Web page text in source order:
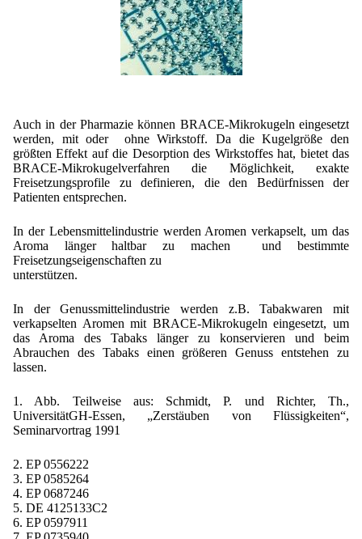
Auch in der Pharmazie können BRACE-Mikrokugeln eingesetzt
werden, mit oder ohne Wirkstoff. Da die Kugelgröße den
größten Effekt auf die Desorption des Wirkstoffes hat, bietet das
BRACE-Mikrokugelverfahren die Möglichkeit, exakte
Freisetzungsprofile zu definieren, die den Bedürfnissen der
Patienten entsprechen.
In der Lebensmittelindustrie werden Aromen verkapselt, um das
Aroma länger haltbar zu machen und bestimmte
Freisetzungseigenschaften zu
unterstützen.
In der Genussmittelindustrie werden z.B. Tabakwaren mit
verkapselten Aromen mit BRACE-Mikrokugeln eingesetzt, um
das Aroma des Tabaks länger zu konservieren und beim
Abrauchen des Tabaks einen größeren Genuss entstehen zu
lassen.
1. Abb. Teilweise aus: Schmidt, P. und Richter, Th.,
UniversitätGH-Essen, „Zerstäuben von Flüssigkeiten“,
Seminarvortrag 1991
2. EP 0556222
3. EP 0585264
4. EP 0687246
5. DE 4125133C2
6. EP 0597911